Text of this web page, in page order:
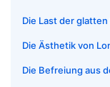
Die Last der glatten
Die Ästhetik von
Die Befreiung aus